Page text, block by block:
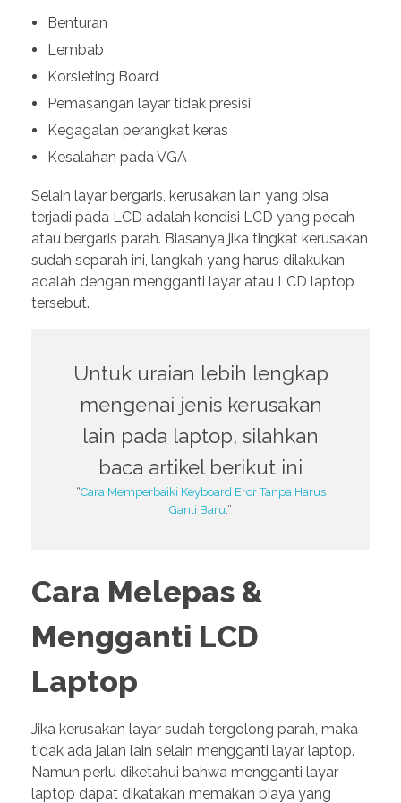
Benturan
Lembab
Korsleting Board
Pemasangan layar tidak presisi
Kegagalan perangkat keras
Kesalahan pada VGA
Selain layar bergaris, kerusakan lain yang bisa
terjadi pada LCD adalah kondisi LCD yang pecah
atau bergaris parah. Biasanya jika tingkat kerusakan
sudah separah ini, langkah yang harus dilakukan
adalah dengan mengganti layar atau LCD laptop
tersebut.
Untuk uraian lebih lengkap
mengenai jenis kerusakan
lain pada laptop, silahkan
baca artikel berikut ini
“Cara Memperbaiki Keyboard Eror Tanpa Harus
Ganti Baru.”
Cara Melepas &
Mengganti LCD
Laptop
Jika kerusakan layar sudah tergolong parah, maka
tidak ada jalan lain selain mengganti layar laptop.
Namun perlu diketahui bahwa mengganti layar
laptop dapat dikatakan memakan biaya yang